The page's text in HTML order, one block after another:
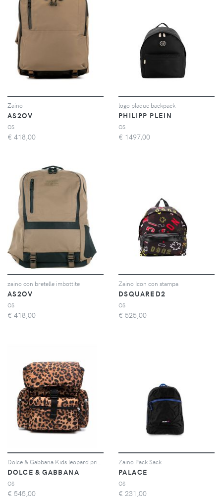
Zaino
AS2OV
OS
€ 418,00
logo plaque backpack
PHILIPP PLEIN
OS
€ 1497,00
zaino con bretelle imbottite
AS2OV
OS
€ 418,00
Zaino Icon con stampa
DSQUARED2
OS
€ 525,00
Dolce & Gabbana Kids leopard print backpack - Marrone
DOLCE & GABBANA
OS
€ 545,00
Zaino Pack Sack
PALACE
OS
€ 231,00